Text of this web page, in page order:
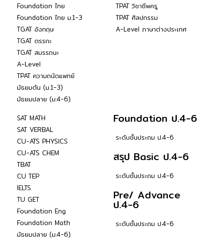
Foundation ไทย
Foundation ไทย ม.1-3
TGAT อังกฤษ
TGAT ตรรกะ
TGAT สมรรถนะ
A-Level
TPAT ความถนัดแพทย์
มัธยมต้น (ม.1-3)
มัธยมปลาย (ม.4-6)
TPAT วิชาชีพครู
TPAT ศิลปกรรม
A-Level ภาษาต่างประเทศ
SAT MATH
SAT VERBAL
CU-ATS PHYSICS
CU-ATS CHEM
TBAT
CU TEP
IELTS
TU GET
Foundation Eng
Foundation Math
มัธยมปลาย (ม.4-6)
Foundation ป.4-6
ระดับชั้นประถม ป.4-6
สรุป Basic ป.4-6
ระดับชั้นประถม ป.4-6
Pre/ Advance
ป.4-6
ระดับชั้นประถม ป.4-6